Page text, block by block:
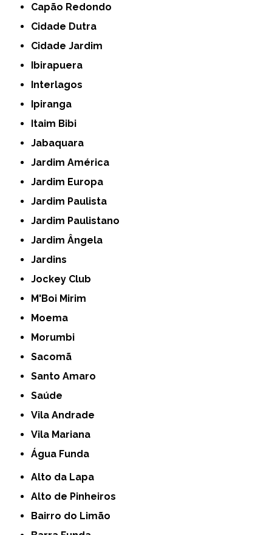
Capão Redondo
Cidade Dutra
Cidade Jardim
Ibirapuera
Interlagos
Ipiranga
Itaim Bibi
Jabaquara
Jardim América
Jardim Europa
Jardim Paulista
Jardim Paulistano
Jardim Ângela
Jardins
Jockey Club
M'Boi Mirim
Moema
Morumbi
Sacomã
Santo Amaro
Saúde
Vila Andrade
Vila Mariana
Água Funda
Alto da Lapa
Alto de Pinheiros
Bairro do Limão